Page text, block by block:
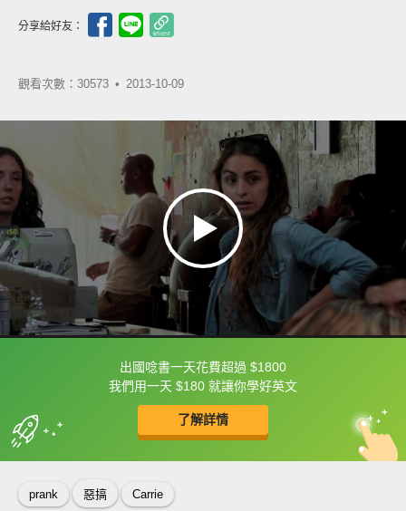
分享給好友：
觀看次數：30573 • 2013-10-09
出國唸書一天花費超過 $1800
我們用一天 $180 就讓你學好英文
了解詳情
框選或點兩下字幕可以直接查字典喔！
收錄佳句 中
英
prank 惡搞 Carrie